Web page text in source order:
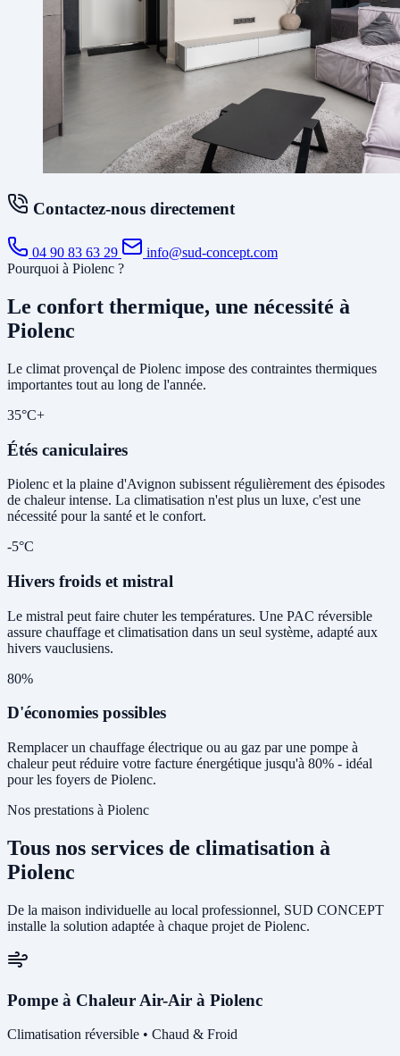
Contactez-nous directement
04 90 83 63 29
info@sud-concept.com
Pourquoi à Piolenc ?
Le confort thermique, une nécessité à
Piolenc
Le climat provençal de Piolenc impose des contraintes thermiques
importantes tout au long de l'année.
35°C+
Étés caniculaires
Piolenc et la plaine d'Avignon subissent régulièrement des épisodes
de chaleur intense. La climatisation n'est plus un luxe, c'est une
nécessité pour la santé et le confort.
-5°C
Hivers froids et mistral
Le mistral peut faire chuter les températures. Une PAC réversible
assure chauffage et climatisation dans un seul système, adapté aux
hivers vauclusiens.
80%
D'économies possibles
Remplacer un chauffage électrique ou au gaz par une pompe à
chaleur peut réduire votre facture énergétique jusqu'à 80% - idéal
pour les foyers de Piolenc.
Nos prestations à Piolenc
Tous nos services de climatisation à
Piolenc
De la maison individuelle au local professionnel, SUD CONCEPT
installe la solution adaptée à chaque projet de Piolenc.
Pompe à Chaleur Air-Air à Piolenc
Climatisation réversible • Chaud & Froid